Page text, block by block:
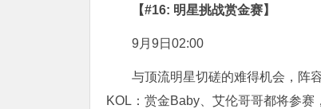
【#16: 明星挑战赏金赛】
9月9日02:00
与顶流明星切磋的难得机会，阵
KOL：赏金Baby、艾伦哥哥都将参赛